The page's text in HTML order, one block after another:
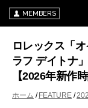
MEMBERS
ロレックス「
ラフ デイトナ
【2026年新作時
ホーム FEATURE